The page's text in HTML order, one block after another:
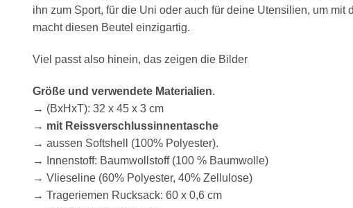
ihn zum Sport, für die Uni oder auch für deine Utensilien, um
macht diesen Beutel einzigartig.
Viel passt also hinein, das zeigen die Bilder
Größe und verwendete Materialien.
→ (BxHxT): 32 x 45 x 3 cm
→ mit Reissverschlussinnentasche
→ aussen Softshell (100% Polyester).
→ Innenstoff: Baumwollstoff (100 % Baumwolle)
→ Vlieseline (60% Polyester, 40% Zellulose)
→ Trageriemen Rucksack: 60 x 0,6 cm